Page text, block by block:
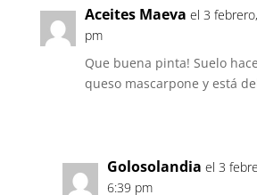
Aceites Maeva el 3
pm
Que buena pinta! Suelo
queso mascarpone y está
Golosolandia el 3
6:39 pm